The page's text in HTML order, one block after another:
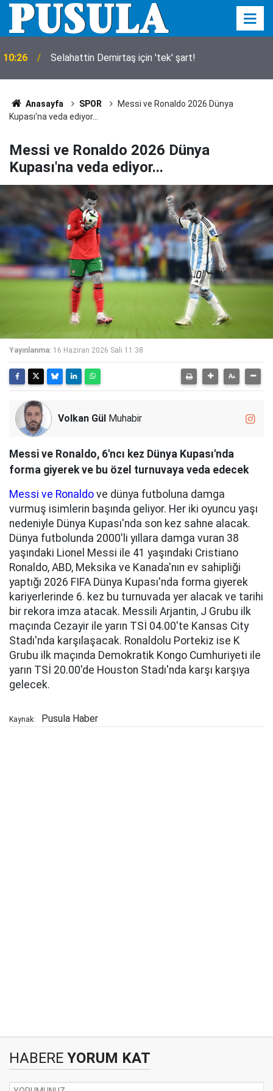
10:26 Selahattin Demirtaş için 'tek' şart!
Anasayfa SPOR
Messi ve Ronaldo 2026 Dünya
Kupası'na veda ediyor...
Messi ve Ronaldo 2026 Dünya
Kupası'na veda ediyor...
Yayınlanma: 16 Haziran 2026 Salı 11:38
Volkan Gül Muhabir
Messi ve Ronaldo, 6'ncı kez Dünya Kupası'nda
forma giyerek ve bu özel turnuvaya veda edecek
Messi ve Ronaldo ve dünya futboluna damga
vurmuş isimlerin başında geliyor. Her iki oyuncu yaşı
nedeniyle Dünya Kupası'nda son kez sahne alacak.
Dünya futbolunda 2000'li yıllara damga vuran 38
yaşındaki Lionel Messi ile 41 yaşındaki Cristiano
Ronaldo, ABD, Meksika ve Kanada'nın ev sahipliği
yaptığı 2026 FIFA Dünya Kupası'nda forma giyerek
kariyerlerinde 6. kez bu turnuvada yer alacak ve tarihi
bir rekora imza atacak. Messili Arjantin, J Grubu ilk
maçında Cezayir ile yarın TSİ 04.00'te Kansas City
Stadı'nda karşılaşacak. Ronaldolu Portekiz ise K
Grubu ilk maçında Demokratik Kongo Cumhuriyeti ile
yarın TSİ 20.00'de Houston Stadı'nda karşı karşıya
gelecek.
Kaynak: Pusula Haber
HABERE YORUM KAT